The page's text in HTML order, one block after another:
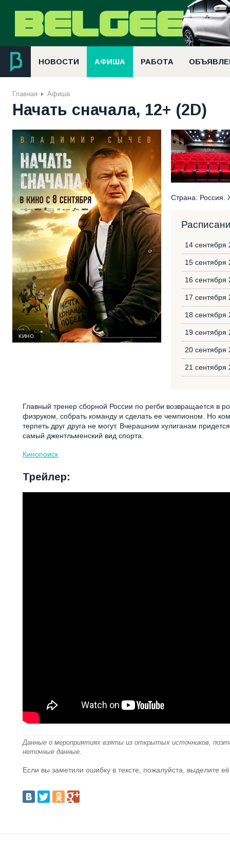
НОВОСТИ АФИША РАБОТА
Главная Афиша
Начать сначала, 12+ (2D)
КИНО
Страна: Россия.
14
15 сентября
16 сентября
17 сентября
18 сентября
19 сентября
20 сентября
21 сентября
Главный тренер сборной России по регби возвращается в
физруком, собрать команду и сделать ее чемпионом. Но
терпеть друг друга не могут. Вчерашним хулиганам
самый джентльменский вид спорта.
Кинопоиск
Трейлер:
Данные о мероприятиях взяты из открытых источников,
неточные данные.
Если вы заметили ошибку в тексте, пожалуйста, выделите